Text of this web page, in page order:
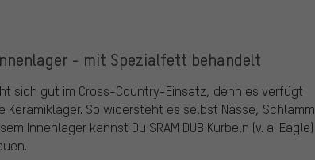
Innenlager - mit Spezialfett behandelt
sich gut im Cross-Country-Einsatz, denn es verfügt
So widersteht es selbst Nässe, Schlamm
Innenlager kannst Du SRAM DUB Kurbeln (v. a. Eagle)